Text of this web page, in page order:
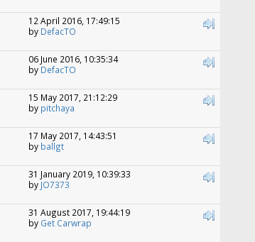
12 April 2016, 17:49:15
by DefacTO
06 June 2016, 10:35:34
by DefacTO
15 May 2017, 21:12:29
by pitchaya
17 May 2017, 14:43:51
by ballgt
31 January 2019, 10:39:33
by JO7373
31 August 2017, 19:44:19
by Get Carwrap